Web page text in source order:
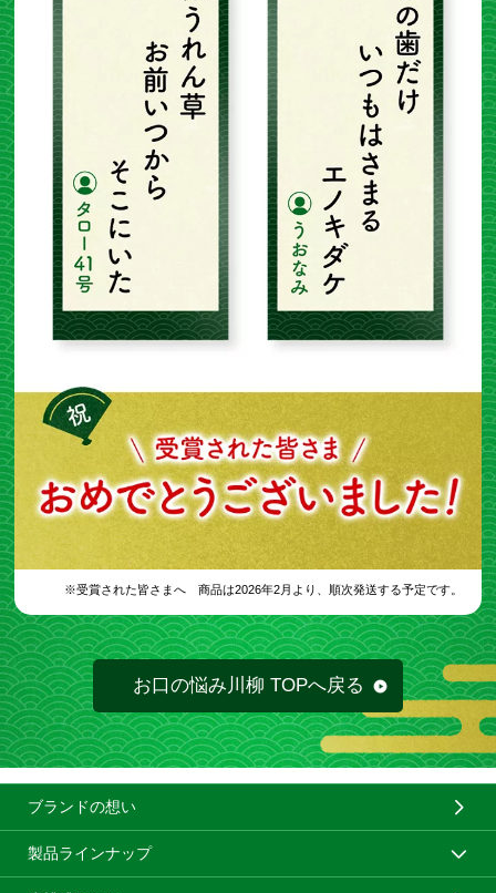
※受賞された皆さまへ 商品は2026年2月より、 順次発送する予定です。
お口の悩み川柳 TOPへ戻る
ブランドの想い
製品ラインナップ